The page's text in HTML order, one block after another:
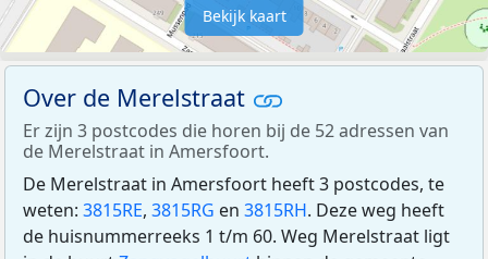
Bekijk kaart
Over de Merelstraat
Er zijn 3 postcodes die horen bij de 52 adressen van
de Merelstraat in Amersfoort.
De Merelstraat in Amersfoort heeft 3 postcodes, te
weten: 3815RE, 3815RG en 3815RH. Deze weg heeft
de huisnummerreeks 1 t/m 60. Weg Merelstraat ligt